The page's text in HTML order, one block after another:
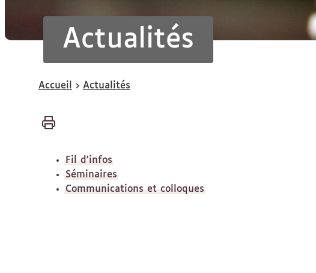
Actualités
Vous
ici :
Accueil Actualités
Fil d'infos
Séminaires
Communications et colloques